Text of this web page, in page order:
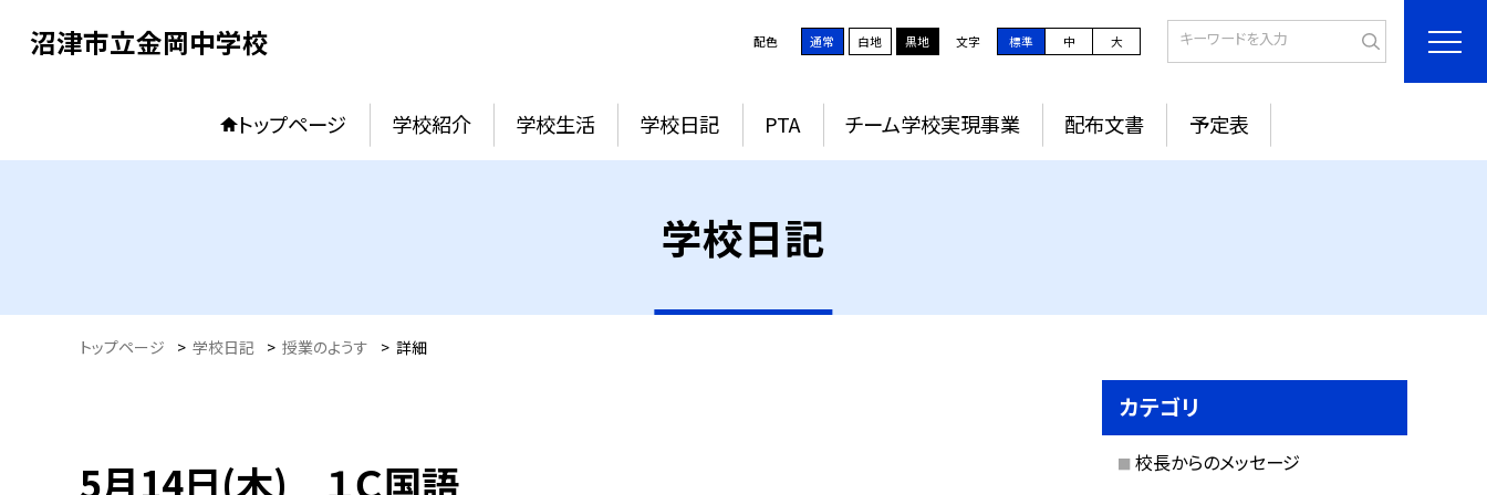
沼津市立金岡中学校 配色 通常 白地 黒地 文字 標準 中 大
トップページ 学校紹介 学校生活 学校日記 PTA チーム学校実現事業 配布文書 予定表
学校日記
トップページ > 学校日記 > 授業のようす > 詳細
5月14日(木) １Ｃ国語
カテゴリ
校長からのメッセージ